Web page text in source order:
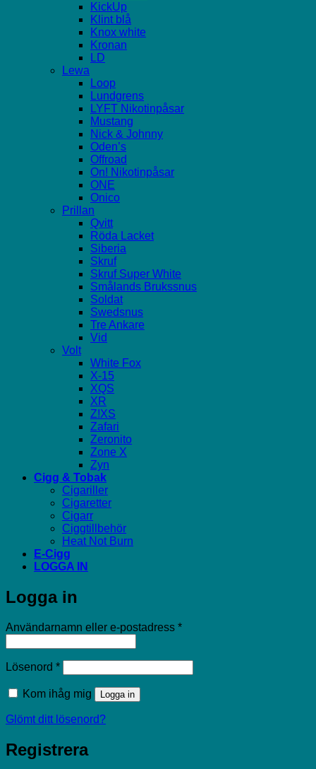
KickUp
Klint blå
Knox white
Kronan
LD
Lewa
Loop
Lundgrens
LYFT Nikotinpåsar
Mustang
Nick & Johnny
Oden’s
Offroad
On! Nikotinpåsar
ONE
Onico
Prillan
Qvitt
Röda Lacket
Siberia
Skruf
Skruf Super White
Smålands Brukssnus
Soldat
Swedsnus
Tre Ankare
Vid
Volt
White Fox
X-15
XQS
XR
Z!XS
Zafari
Zeronito
Zone X
Zyn
Cigg & Tobak
Cigariller
Cigaretter
Cigarr
Ciggtillbehör
Heat Not Burn
E-Cigg
LOGGA IN
Logga in
Användarnamn eller e-postadress *Obligatoriskt
Lösenord *Obligatoriskt
Kom ihåg mig Logga in
Glömt ditt lösenord?
Registrera